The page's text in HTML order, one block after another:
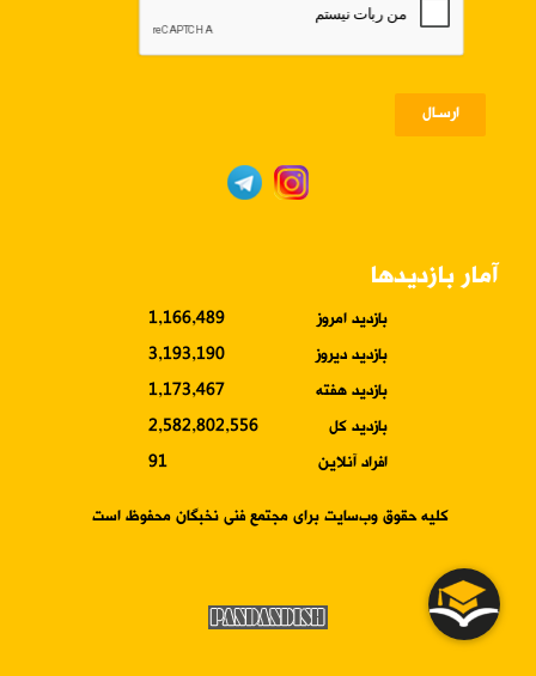
ارسـال
آمار بازدیدها
بازدید امروز
1,166,489
بازدید دیروز
3,193,190
بازدید هفته
1,173,467
بازدید کل
2,582,802,556
افراد آنلاین
91
کلیه حقوق وب‌سایت برای مجتمع فنی نخبگان محفوظ است